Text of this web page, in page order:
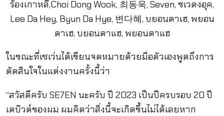
ในขณะที่เซเว่นได้เขียนจดหมายด้วยมือตัวเองพูดถึงการ
ตัดสินใจในแต่งงานครั้งนี้ว่า
“สวัสดีครับ SE7EN นะครับ ปี 2023 เป็นปีครบรอบ 20 ปี
เดบิวต์ของผม ผมคิดว่าสิ่งนี้จะเกิดขึ้นไม่ได้เลยหาก